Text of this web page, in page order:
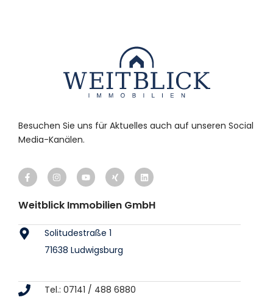
Besuchen Sie uns für Aktuelles auch auf unseren Social
Media-Kanälen.
Weitblick Immobilien GmbH
Solitudestraße 1
71638 Ludwigsburg
Tel.: 07141 / 488 6880